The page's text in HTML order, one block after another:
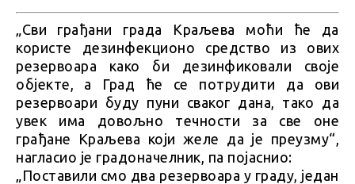
„Сви грађани града Краљева моћи ће да
користе дезинфекционо средство из ових
резервоара како би дезинфиковали своје
објекте, а Град ће се потрудити да ови
резервоари буду пуни сваког дана, тако да
увек има довољно течности за све оне
грађане Краљева који желе да је преузму“,
нагласио је градоначелник, па појаснио:
„Поставили смо два резервоара у граду, један